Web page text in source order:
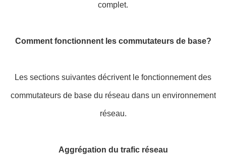
complet.
Comment fonctionnent les commutateurs de base?
Les sections suivantes décrivent le fonctionnement des
commutateurs de base du réseau dans un environnement
réseau.
Aggrégation du trafic réseau